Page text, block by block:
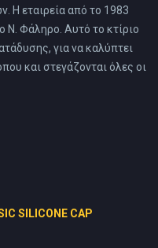
Η εταιρεία από το 1983
Ν. Φάληρο. Αυτό το κτίριο
για να καλύπτει
και στεγάζονται όλες οι
SILICONE CAP